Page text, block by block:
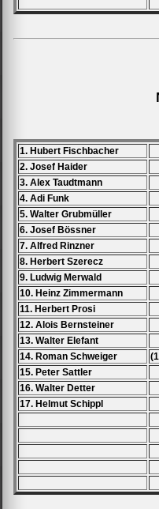
1. Hubert Fischbacher
2. Josef Haider
3. Alex Taudtmann
4. Adi Funk
5. Walter Grubmüller
6. Josef Bössner
7. Alfred Rinzner
8. Herbert Szerecz
9. Ludwig Merwald
10. Heinz Zimmermann
11. Herbert Prosi
12. Alois Bernsteiner
13. Walter Elefant
14. Roman Schweiger
15. Peter Sattler
16. Walter Detter
17. Helmut Schippl